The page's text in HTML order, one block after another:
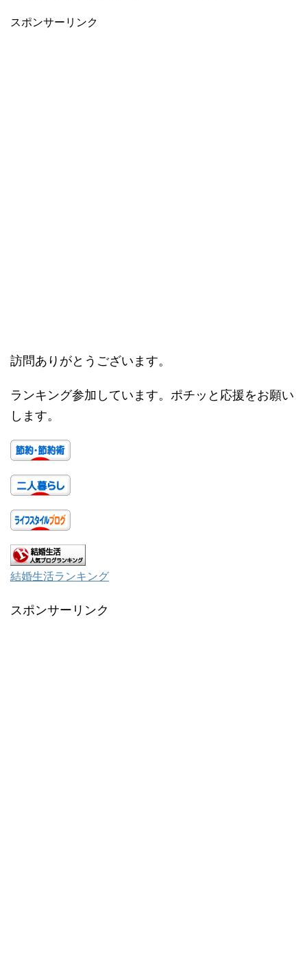
スポンサーリンク
訪問ありがとうございます。
ランキング参加しています。ポチッと応援をお願い
します。
結婚生活ランキング
スポンサーリンク